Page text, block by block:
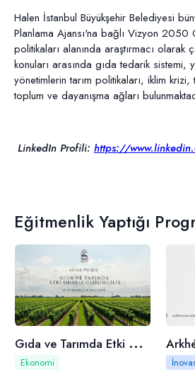
Halen İstanbul Büyükşehir Belediyesi
Planlama Ajansı'na bağlı Vizyon 2050
politikaları alanında araştırmacı olarak
konuları arasında gıda tedarik sistemi,
yönetimlerin tarım politikaları, iklim krizi,
toplum ve dayanışma ağları
LinkedIn Profili: https://
Eğitmenlik Yaptığı
G
ıda ve Tarımda Etki Odaklı Girişimcilik
Ekonomi